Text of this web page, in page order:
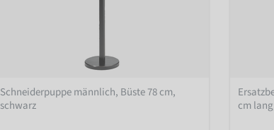
Schneiderpuppe männlich, Büste 78 cm,
schwarz
cm